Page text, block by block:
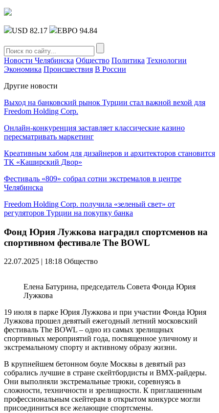
USD 82.17 ЕВРО 94.84
Новости Челябинска Общество Политика Технологии
Экономика Происшествия В России
Другие новости
Выход на банковский рынок Турции стал важной вехой для
Freedom Holding Corp.
Онлайн-конкуренция заставляет классические казино
пересматривать маркетинг
Креативным хабом для дизайнеров и архитекторов становится
ТК «Каширский Двор»
Фестиваль «809» собрал сотни экстремалов в центре
Челябинска
Freedom Holding Corp. получила «зеленый свет» от
регуляторов Турции на покупку банка
Фонд Юрия Лужкова наградил спортсменов на
спортивном фестивале The BOWL
22.07.2025 | 18:18 Общество
Елена Батурина, председатель Совета Фонда Юрия
Лужкова
19 июля в парке Юрия Лужкова и при участии Фонда Юрия
Лужкова прошел девятый ежегодный летний московский
фестиваль The BOWL – одно из самых зрелищных
спортивных мероприятий года, посвященное уличному и
экстремальному спорту и активному образу жизни.
В крупнейшем бетонном боуле Москвы в девятый раз
собрались лучшие в стране скейтбордисты и ВМХ-райдеры.
Они выполняли экстремальные трюки, соревнуясь в
сложности, техничности и зрелищности. К приглашенным
профессиональным скейтерам в открытом конкурсе могли
присоединиться все желающие спортсмены.